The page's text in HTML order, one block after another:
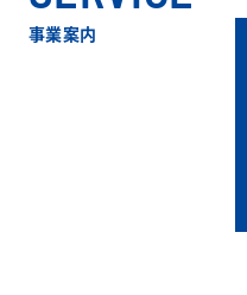
事業案内